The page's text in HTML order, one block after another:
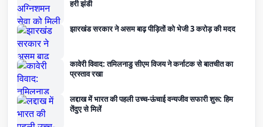
हरी झंडी
झारखंड सरकार ने असम बाढ़ पीड़ितों को भेजी 3 करोड़ की मदद
कावेरी विवाद: तमिलनाडु सीएम विजय ने कर्नाटक से बातचीत का
प्रस्ताव रखा
लद्दाख में भारत की पहली उच्च-ऊंचाई वन्यजीव सफारी शुरू: हिम
तेंदुए से मिलें